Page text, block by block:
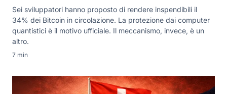
Sei sviluppatori hanno proposto di rendere inspendibili il
34% dei Bitcoin in circolazione. La protezione dai computer
quantistici è il motivo ufficiale. Il meccanismo, invece, è un
altro.
7 min